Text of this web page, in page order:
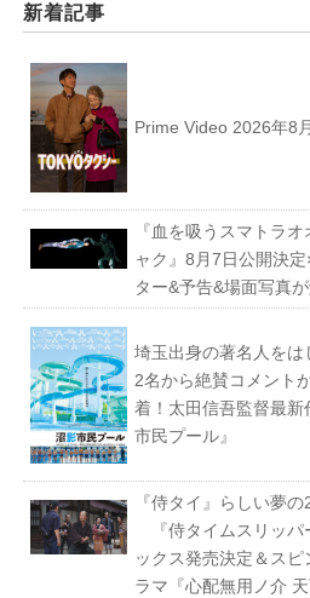
新着記事
Prime Video 2026年8
『血を吸うスマトラオ
ャク』8月7日公開決
ター&予告&場面写真
埼玉出身の著名人をは
2名から絶賛コメント
着！太田信吾監督最新
市民プール』
『侍タイ』らしい夢
『侍タイムスリッパ
ックス発売決定＆スピ
ラマ『心配無用ノ介 天